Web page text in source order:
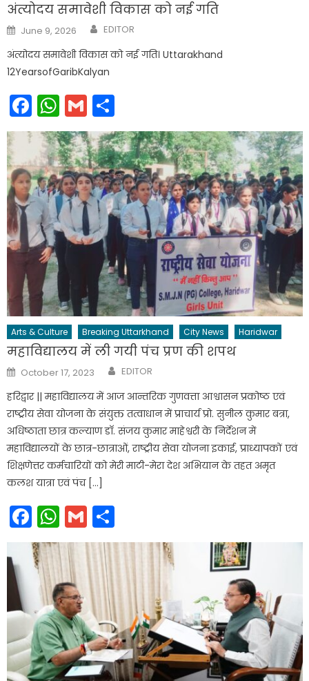
अंत्योदय समावेशी विकास को नई गति
Posted
on
June 9, 2026 Author
EDITOR
अंत्योदय समावेशी विकास को नई गति। Uttarakhand
12YearsofGaribKalyan
Facebook
WhatsApp
Gmail
Arts & Culture Breaking Uttarkhand City News Haridwar
महाविद्यालय में ली गयी पंच प्रण की शपथ
Posted
on
October 17, 2023 Author
EDITOR
हरिद्वार || महाविद्यालय में आज आन्तरिक गुणवत्ता आश्वासन प्रकोष्ठ एवं
राष्ट्रीय सेवा योजना के संयुक्त तत्वाधान में प्राचार्य प्रो. सुनील कुमार बत्रा,
अधिष्ठाता छात्र कल्याण डाॅ. संजय कुमार माहेश्वरी के निर्देशन में
महाविद्यालयों के छात्र-छात्राओं, राष्ट्रीय सेवा योजना इकाई, प्राध्यापकों एवं
शिक्षणेत्तर कर्मचारियों को मेरी माटी-मेरा देश अभियान के तहत अमृत
कलश यात्रा एवं पंच […]
Facebook
WhatsApp
Gmail